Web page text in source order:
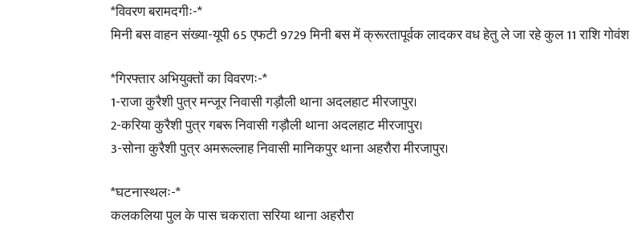
*विवरण बरामदगीः-*
मिनी बस वाहन संख्या-यूपी 65 एफटी 9729 मिनी बस में क्रूरतापूर्वक लादकर वध हेतु ले जा रहे कुल 11 राशि गोवंश
*गिरफ्तार अभियुक्तों का विवरणः-*
1-राजा कुरैशी पुत्र मन्जूर निवासी गड़ौली थाना अदलहाट मीरजापुर।
2-करिया कुरैशी पुत्र गबरू निवासी गड़ौली थाना अदलहाट मीरजापुर।
3-सोना कुरैशी पुत्र अमरूल्लाह निवासी मानिकपुर थाना अहरौरा मीरजापुर।
*घटनास्थलः-*
कलकलिया पुल के पास चकराता सरिया थाना अहरौरा